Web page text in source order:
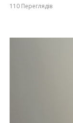
110 Переглядів